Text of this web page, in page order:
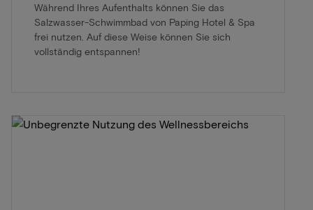
Während Ihres Aufenthalts können Sie das
Salzwasser-Schwimmbad von Paping Hotel & Spa
frei nutzen. Auf diese Weise können Sie sich
vollständig entspannen!